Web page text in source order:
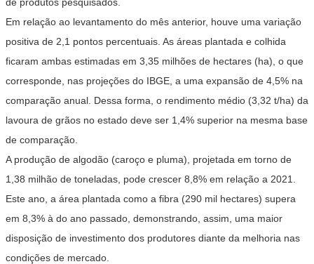
Em relação ao levantamento do mês anterior, houve uma variação
positiva de 2,1 pontos percentuais. As áreas plantada e colhida
ficaram ambas estimadas em 3,35 milhões de hectares (ha), o que
corresponde, nas projeções do IBGE, a uma expansão de 4,5% na
comparação anual. Dessa forma, o rendimento médio (3,32 t/ha) da
lavoura de grãos no estado deve ser 1,4% superior na mesma base
de comparação.
A produção de algodão (caroço e pluma), projetada em torno de
1,38 milhão de toneladas, pode crescer 8,8% em relação a 2021.
Este ano, a área plantada como a fibra (290 mil hectares) supera
em 8,3% à do ano passado, demonstrando, assim, uma maior
disposição de investimento dos produtores diante da melhoria nas
condições de mercado.